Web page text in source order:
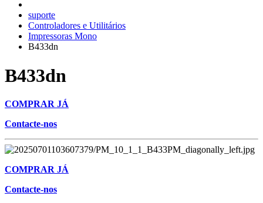
suporte
Controladores e Utilitários
Impressoras Mono
B433dn
B433dn
COMPRAR JÁ
Contacte-nos
COMPRAR JÁ
Contacte-nos